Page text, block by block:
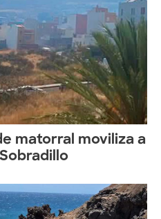
matorral moviliza a